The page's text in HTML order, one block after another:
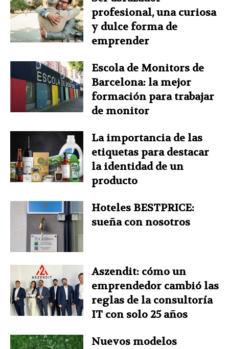
profesional, una curiosa
y dulce forma de
emprender
Escola de Monitors de
Barcelona: la mejor
formación para trabajar
de monitor
La importancia de las
etiquetas para destacar
la identidad de un
producto
Hoteles BESTPRICE:
sueña con nosotros
Aszendit: cómo un
emprendedor cambió las
reglas de la consultoría
IT con solo 25 años
Nuevos modelos